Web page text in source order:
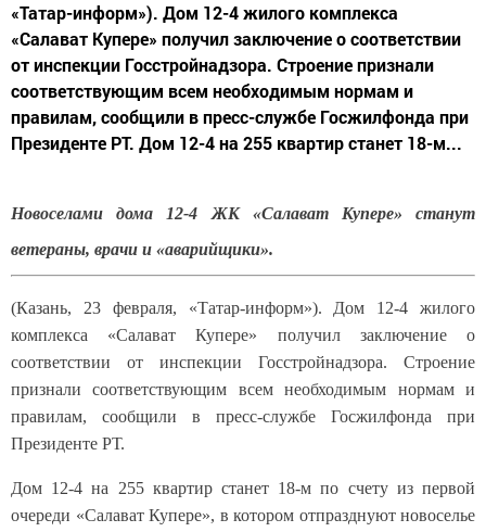
«Татар-информ»). Дом 12-4 жилого комплекса
«Салават Купере» получил заключение о соответствии
от инспекции Госстройнадзора. Строение признали
соответствующим всем необходимым нормам и
правилам, сообщили в пресс-службе Госжилфонда при
Президенте РТ. Дом 12-4 на 255 квартир станет 18-м...
Новоселами дома 12-4 ЖК «Салават Купере» станут
ветераны, врачи и «аварийщики».
(Казань, 23 февраля, «Татар-информ»). Дом 12-4 жилого
комплекса «Салават Купере» получил заключение о
соответствии от инспекции Госстройнадзора. Строение
признали соответствующим всем необходимым нормам и
правилам, сообщили в пресс-службе Госжилфонда при
Президенте РТ.
Дом 12-4 на 255 квартир станет 18-м по счету из первой
очереди «Салават Купере», в котором отпразднуют новоселье